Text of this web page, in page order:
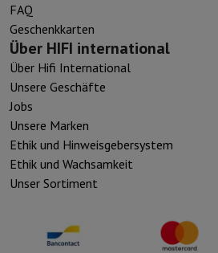
FAQ
Geschenkkarten
Über HIFI international
Über Hifi International
Unsere Geschäfte
Jobs
Unsere Marken
Ethik und Hinweisgebersystem
Ethik und Wachsamkeit
Unser Sortiment